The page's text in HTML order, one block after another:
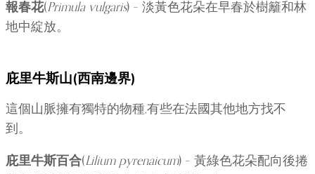
報春花(Primula vulgaris) – 淡黃色花朵在早春於樹籬和林
地中綻放。
庇里牛斯山(西南邊界)
這個山脈擁有獨特的物種,有些在法國其他地方找不
到。
庇里牛斯百合(Lilium pyrenaicum) – 黃綠色花朵配向後捲